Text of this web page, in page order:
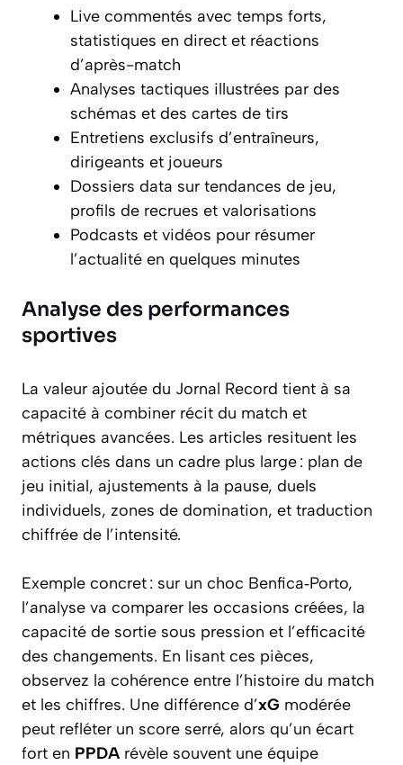
Live commentés avec temps forts,
statistiques en direct et réactions
d’après-match
Analyses tactiques illustrées par des
schémas et des cartes de tirs
Entretiens exclusifs d’entraîneurs,
dirigeants et joueurs
Dossiers data sur tendances de jeu,
profils de recrues et valorisations
Podcasts et vidéos pour résumer
l’actualité en quelques minutes
Analyse des performances
sportives
La valeur ajoutée du Jornal Record tient à sa
capacité à combiner récit du match et
métriques avancées. Les articles resituent les
actions clés dans un cadre plus large : plan de
jeu initial, ajustements à la pause, duels
individuels, zones de domination, et traduction
chiffrée de l’intensité.
Exemple concret : sur un choc Benfica‑Porto,
l’analyse va comparer les occasions créées, la
capacité de sortie sous pression et l’efficacité
des changements. En lisant ces pièces,
observez la cohérence entre l’histoire du match
et les chiffres. Une différence d’xG modérée
peut refléter un score serré, alors qu’un écart
fort en PPDA révèle souvent une équipe